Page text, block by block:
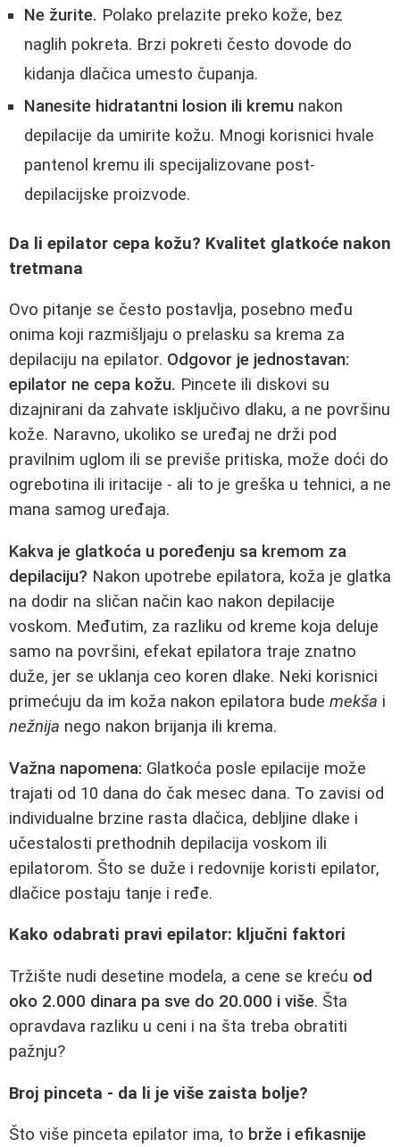
Ne žurite. Polako prelazite preko kože, bez
naglih pokreta. Brzi pokreti često dovode do
kidanja dlačica umesto čupanja.
Nanesite hidratantni losion ili kremu nakon
depilacije da umirite kožu. Mnogi korisnici hvale
pantenol kremu ili specijalizovane post-
depilacijske proizvode.
Da li epilator cepa kožu? Kvalitet glatkoće nakon
tretmana
Ovo pitanje se često postavlja, posebno među
onima koji razmišljaju o prelasku sa krema za
depilaciju na epilator. Odgovor je jednostavan:
epilator ne cepa kožu. Pincete ili diskovi su
dizajnirani da zahvate isključivo dlaku, a ne površinu
kože. Naravno, ukoliko se uređaj ne drži pod
pravilnim uglom ili se previše pritiska, može doći do
ogrebotina ili iritacije - ali to je greška u tehnici, a ne
mana samog uređaja.
Kakva je glatkoća u poređenju sa kremom za
depilaciju? Nakon upotrebe epilatora, koža je glatka
na dodir na sličan način kao nakon depilacije
voskom. Međutim, za razliku od kreme koja deluje
samo na površini, efekat epilatora traje znatno
duže, jer se uklanja ceo koren dlake. Neki korisnici
primećuju da im koža nakon epilatora bude mekša i
nežnija nego nakon brijanja ili krema.
Važna napomena: Glatkoća posle epilacije može
trajati od 10 dana do čak mesec dana. To zavisi od
individualne brzine rasta dlačica, debljine dlake i
učestalosti prethodnih depilacija voskom ili
epilatorom. Što se duže i redovnije koristi epilator,
dlačice postaju tanje i ređe.
Kako odabrati pravi epilator: ključni faktori
Tržište nudi desetine modela, a cene se kreću od
oko 2.000 dinara pa sve do 20.000 i više. Šta
opravdava razliku u ceni i na šta treba obratiti
pažnju?
Broj pinceta - da li je više zaista bolje?
Što više pinceta epilator ima, to brže i efikasnije